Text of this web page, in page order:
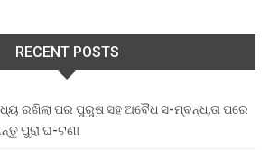
RECENT POSTS
ରଖିଲା ପର ପୁରୁଷ ସହ ଅବୈଧ ସ-ମ୍ବନ୍ଧ,ତା ପରେ
ପୁରା ଘ-ଟଣା